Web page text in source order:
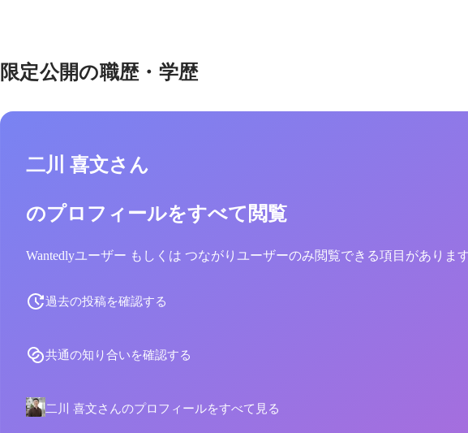
限定公開の職歴・学歴
二川 喜文さん
のプロフィールをすべて閲覧
Wantedlyユーザー もしくは つながりユーザーのみ閲覧できる項目がありま
過去の投稿を確認する
共通の知り合いを確認する
二川 喜文さんのプロフィールをすべて見る